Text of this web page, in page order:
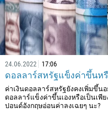
24.06.2022 17:06
ดอลลาร์สหรัฐแข็งค่าขึ้นห
ค่าเงินดอลลาร์สหรัฐยังคงเพิ่มขึ้น
ดอลลาร์แข็งค่าขึ้นเองหรือเป็นเพี
ปอนด์อังกฤษอ่อนค่าลงเฉยๆ นะ?
375
32
501
229
1441
975
591
387